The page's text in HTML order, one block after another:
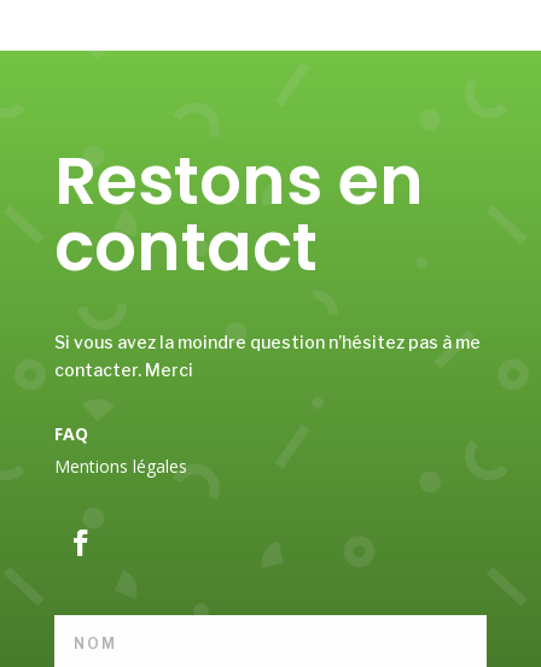
Restons en
contact
Si vous avez la moindre question n’hésitez pas à me
contacter. Merci
FAQ
Mentions légales